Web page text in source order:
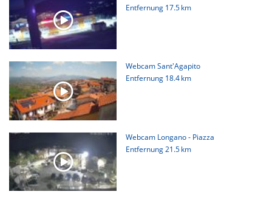
Entfernung 17.5 km
Webcam Sant'Agapito
Entfernung 18.4 km
Webcam Longano - Piazza
Entfernung21.5 km